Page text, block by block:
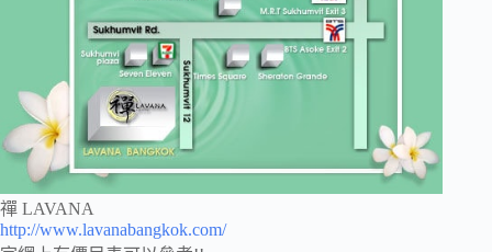
禪 LAVANA
http://www.lavanabangkok.com/